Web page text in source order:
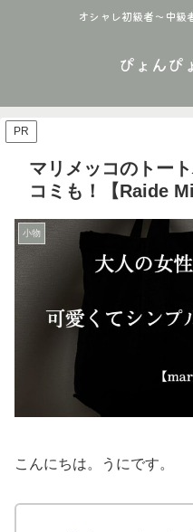
オシャレ初級者〜中級
ぴょん
PR
マリメッコのトー
コミも！【Raide
小物
こんにちは。うにです。